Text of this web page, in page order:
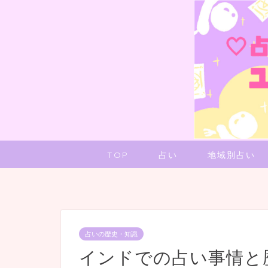
TOP 占い 地域別占い
占いの歴史・知識
インドでの占い事情